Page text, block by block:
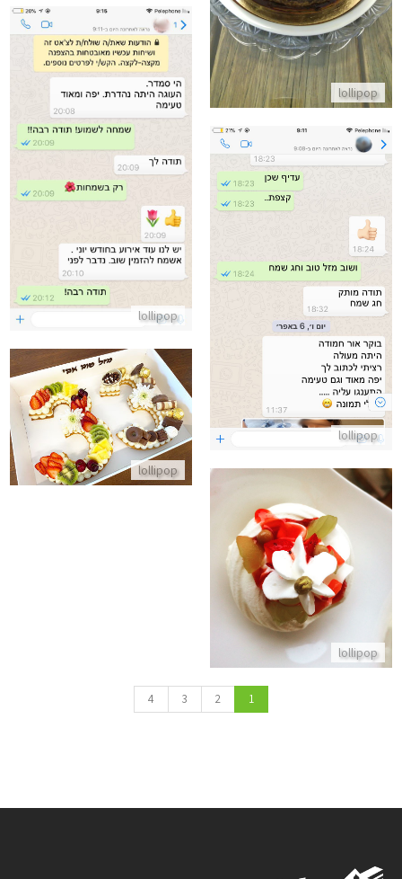
lollipop
lollipop
ביקורות מלקוחות לעוגה נהדרת
התקשר/י
lollipop
ביקורות מלקוחות לעוגה טעימה מאוד
התקשר/י
lollipop
עוגת מספרים חצי פירות חצי
התקשר/י
lollipop
פבלובה אישית
התקשר/י
1
2
3
4